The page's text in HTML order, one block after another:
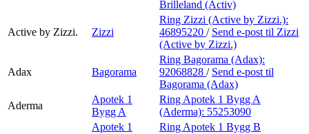
Brilleland (Activ)
Active by Zizzi. Zizzi
Ring Zizzi (Active by Zizzi.):
46895220 / Send e-post til Zizzi
(Active by Zizzi.)
Adax Bagorama
Ring Bagorama (Adax):
92068828 / Send e-post til
Bagorama (Adax)
Aderma
Apotek 1
Bygg A
Ring Apotek 1 Bygg A
(Aderma): 55253090
Apotek 1
Ring Apotek 1 Bygg B